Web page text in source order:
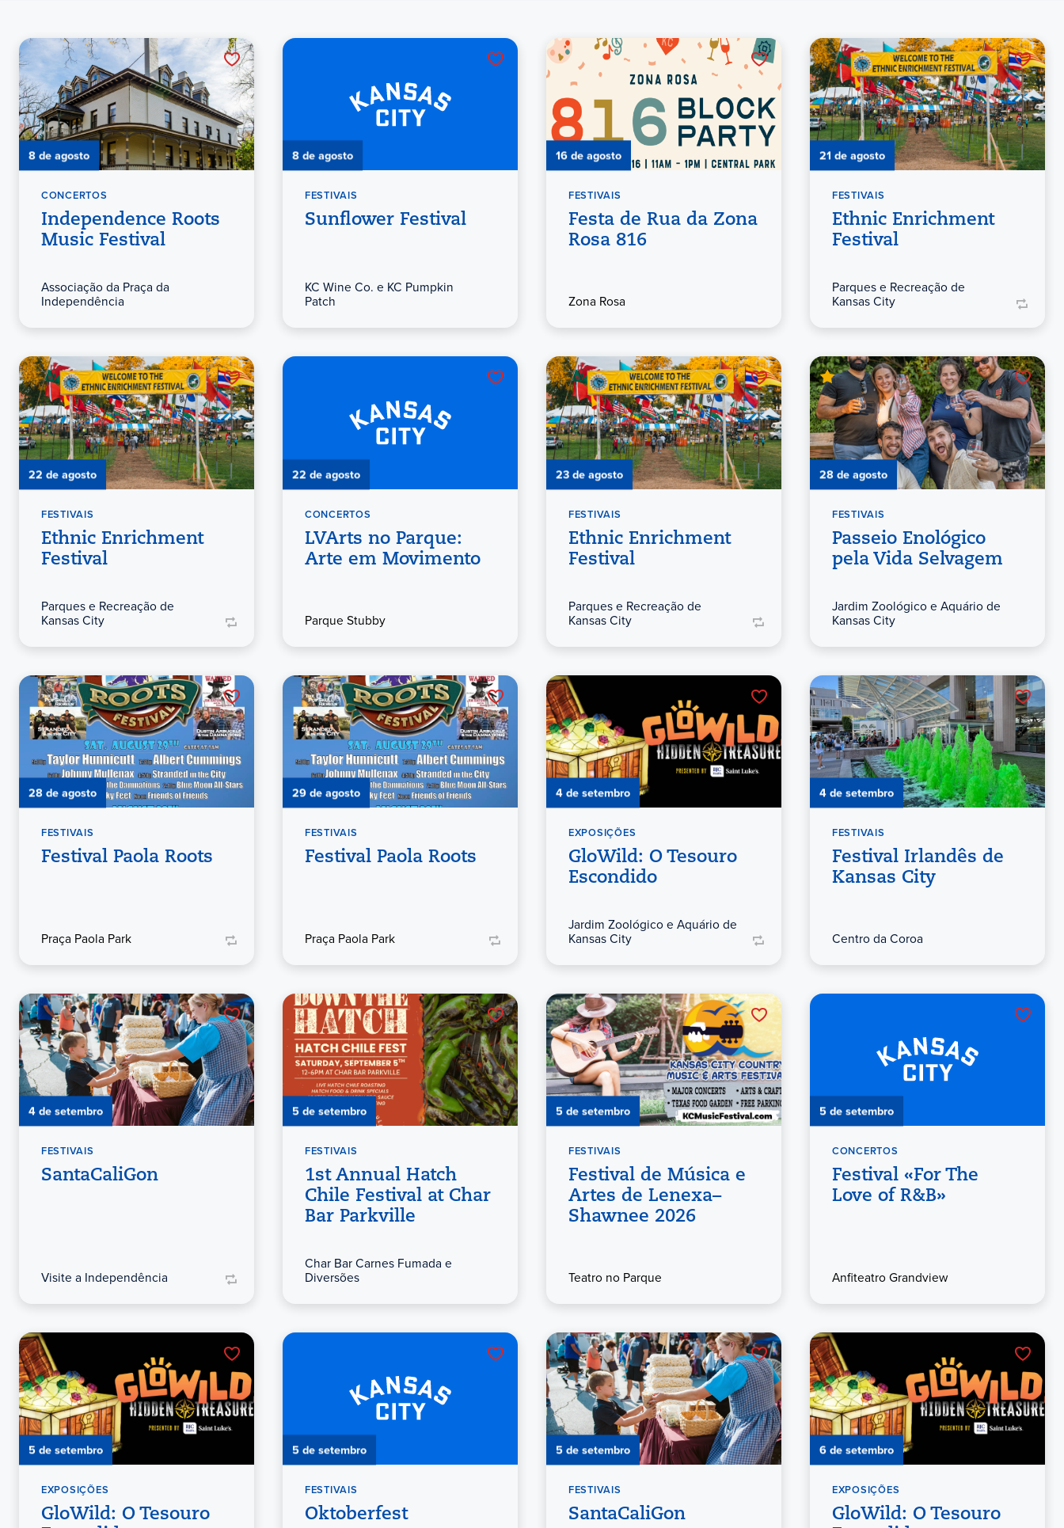
8 de agosto
CONCERTOS
Independence Roots
Music Festival
Associação da Praça da
Independência
8 de agosto
FESTIVAIS
Sunflower Festival
KC Wine Co. e KC Pumpkin
Patch
16 de agosto
FESTIVAIS
Festa de Rua da Zona
Rosa 816
Zona Rosa
21 de agosto
FESTIVAIS
Ethnic Enrichment
Festival
Parques e Recreação de
Kansas City
22 de agosto
FESTIVAIS
Ethnic Enrichment
Festival
Parques e Recreação de
Kansas City
22 de agosto
CONCERTOS
LVArts no Parque:
Arte em Movimento
Parque Stubby
23 de agosto
FESTIVAIS
Ethnic Enrichment
Festival
Parques e Recreação de
Kansas City
28 de agosto
FESTIVAIS
Passeio Enológico
pela Vida Selvagem
Jardim Zoológico e Aquário de
Kansas City
28 de agosto
FESTIVAIS
Festival Paola Roots
Praça Paola Park
29 de agosto
FESTIVAIS
Festival Paola Roots
Praça Paola Park
4 de setembro
EXPOSIÇÕES
GloWild: O Tesouro
Escondido
Jardim Zoológico e Aquário de
Kansas City
4 de setembro
FESTIVAIS
Festival Irlandês de
Kansas City
Centro da Coroa
4 de setembro
FESTIVAIS
SantaCaliGon
Visite a Independência
5 de setembro
FESTIVAIS
1st Annual Hatch
Chile Festival at Char
Bar Parkville
Char Bar Carnes Fumada e
Diversões
5 de setembro
FESTIVAIS
Festival de Música e
Artes de Lenexa–
Shawnee 2026
Teatro no Parque
5 de setembro
CONCERTOS
Festival «For The
Love of R&B»
Anfiteatro Grandview
5 de setembro
EXPOSIÇÕES
GloWild: O Tesouro
5 de setembro
FESTIVAIS
Oktoberfest
5 de setembro
FESTIVAIS
SantaCaliGon
6 de setembro
EXPOSIÇÕES
GloWild: O Tesouro